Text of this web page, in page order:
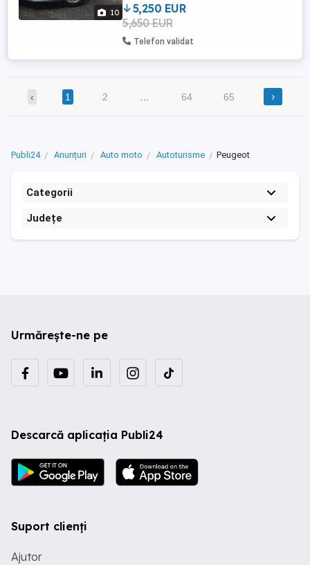
10
5,250 EUR
5,650 EUR
Telefon validat
‹ 1 2 64 65 ›
Publi24 Anunțuri Auto moto Autoturisme Peugeot
Categorii
Județe
Urmărește-ne pe
Descarcă aplicația Publi24
Suport clienți
Ajutor